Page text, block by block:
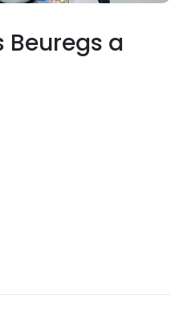
Beuregs a